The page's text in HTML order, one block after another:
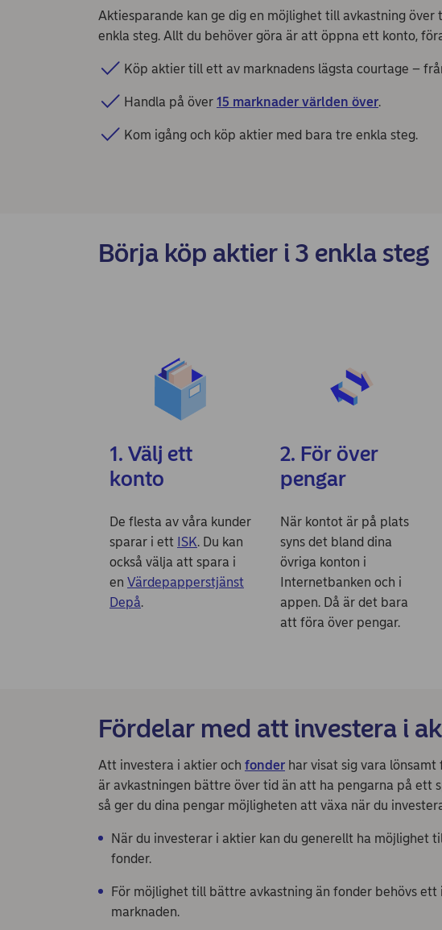
Aktiesparande kan ge dig en möjlighet till avkastning över
enkla steg. Allt du behöver göra är att öppna ett konto,
Köp aktier till ett av marknadens lägsta courtage –
Handla på över 15 marknader världen över.
Kom igång och köp aktier med bara tre enkla steg.
Börja köp aktier i 3 enkla steg
1. Välj ett
konto
De flesta av våra kunder
sparar i ett ISK. Du kan
också välja att spara i
en Värdepapperstjänst
Depå.
2. För över
pengar
När kontot är på plats
syns det bland dina
övriga konton i
Internetbanken och i
appen. Då är det bara
att föra över pengar.
Fördelar med att investera i
Att investera i aktier och fonder har visat sig vara
är avkastningen bättre över tid än att ha pengarna på ett
så ger du dina pengar möjligheten att växa när du
När du investerar i aktier kan du generellt ha möjlighet
fonder.
För möjlighet till bättre avkastning än fonder behövs
marknaden.